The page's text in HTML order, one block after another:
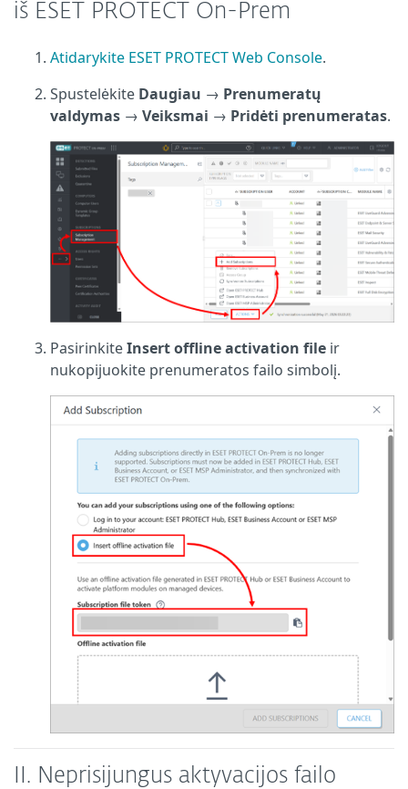
iš ESET PROTECT On-Prem
Atidarykite ESET PROTECT Web Console.
Spustelėkite Daugiau → Prenumeratų
valdymas → Veiksmai → Pridėti prenumeratas.
PasirinkiteInsert offline activation file ir
nukopijuokite prenumeratos failo simbolį.
II. Neprisijungus aktyvacijos failo